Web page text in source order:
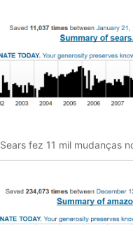
Sears fez 11 mil mudanças